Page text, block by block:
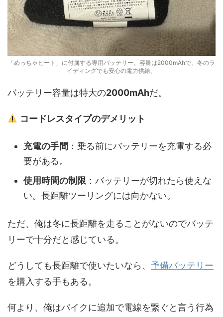
「めっちゃヒート」に付属する専用バッテリー。容量は2000mAhで、冬のラ
イディングでも安心の電力供給。
バッテリー容量は特大の2000mAhだ。
コードレスタイプのデメリット
充電の手間 ：乗る前にバッテリーを充電する必
要がある。
使用時間の制限 ：バッテリーが切れたら使えな
い。長距離ツーリングには向かない。
ただ、俺は冬に長距離を走ることがないのでバッテ
リーで十分だと感じている。
どうしても長距離で使いたいなら、 予備バッテリー
を購入する手もある。
何より、俺はバイクに追加で電線を繋ぐと言う行為